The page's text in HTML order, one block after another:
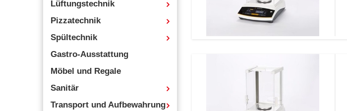
Lüftungstechnik
Pizzatechnik
Spültechnik
Gastro-Ausstattung
Möbel und Regale
Sanitär
Transport und Aufbewahrung